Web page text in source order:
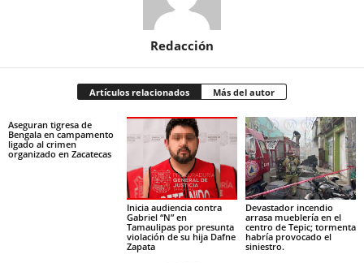
Redacción
Artículos relacionados Más del autor
Aseguran tigresa de
Bengala en campamento
ligado al crimen
organizado en Zacatecas
Inicia audiencia contra
Gabriel “N” en
Tamaulipas por presunta
violación de su hija Dafne
Zapata
Devastador incendio
arrasa mueblería en el
centro de Tepic; tormenta
habría provocado el
siniestro.